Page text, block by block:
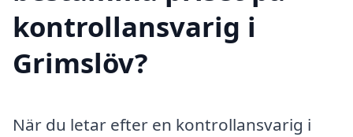
kontrollansvarig i
Grimslöv?
När du letar efter en kontrollansvarig i